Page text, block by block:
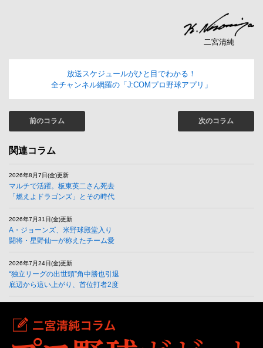
二宮清純
放送スケジュールがひと目でわかる！
全チャンネル網羅の「J:COMプロ野球アプリ」
前のコラム 次のコラム
関連コラム
2026年8月7日(金)更新
マルチで活躍。板東英二さん死去
「燃えよドラゴンズ」とその時代
2026年7月31日(金)更新
A・ジョーンズ、米野球殿堂入り
闘将・星野仙一が称えたチーム愛
2026年7月24日(金)更新
“独立リーグの出世頭”角中勝也引退
底辺から這い上がり、首位打者2度